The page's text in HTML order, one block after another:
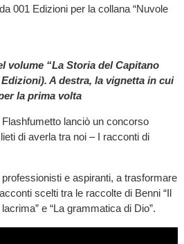
001 Edizioni per la collana “Nuvole
volume “La Storia del Capitano
A destra, la vignetta in cui
la prima volta
lanciò un concorso
di averla tra noi – I racconti di
professionisti e aspiranti, a trasformare
scelti tra le raccolte di Benni “Il
lacrima” e “La grammatica di Dio”.